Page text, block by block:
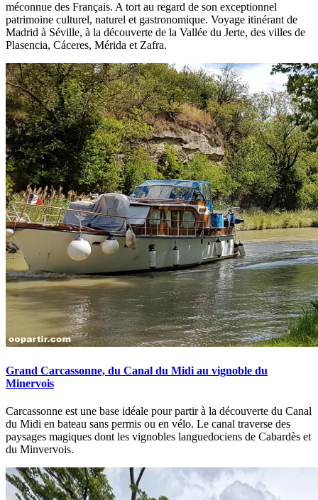
méconnue des Français. A tort au regard de son exceptionnel
patrimoine culturel, naturel et gastronomique. Voyage itinérant de
Madrid à Séville, à la découverte de la Vallée du Jerte, des villes de
Plasencia, Cáceres, Mérida et Zafra.
Grand Carcassonne, du Canal du Midi au vignoble du
Minervois
Carcassonne est une base idéale pour partir à la découverte du Canal
du Midi en bateau sans permis ou en vélo. Le canal traverse des
paysages magiques dont les vignobles languedociens de Cabardès et
du Minvervois.